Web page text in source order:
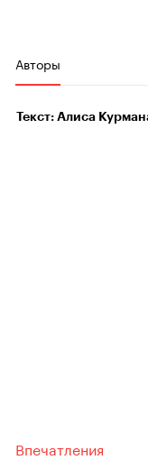
Авторы
Текст: Алиса
Впечатления